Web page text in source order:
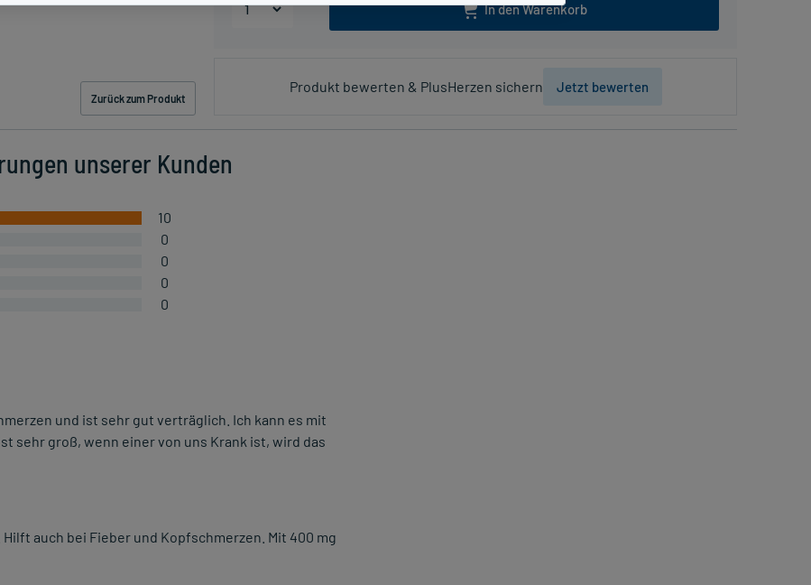
Zurück zum Produkt
In den Warenkorb
Produkt bewerten & PlusHerzen sichern Jetzt bewerten
unserer Kunden
10
0
0
0
0
und ist sehr gut verträglich. Ich kann es mit
sehr groß, wenn einer von uns Krank ist, wird das
auch bei Fieber und Kopfschmerzen. Mit 400 mg